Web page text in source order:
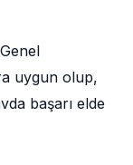
uygun olup,
başarı elde